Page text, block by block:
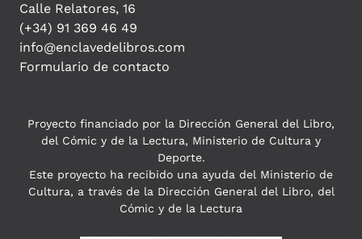
Calle Relatores, 16
(+34) 91 369 46 49
info@enclavedelibros.com
Formulario de contacto
Proyecto financiado por la Dirección General del Libro,
del Cómic y de la Lectura, Ministerio de Cultura y
Deporte.
Este proyecto ha recibido una ayuda del Ministerio de
Cultura, a través de la Dirección General del Libro, del
Cómic y de la Lectura